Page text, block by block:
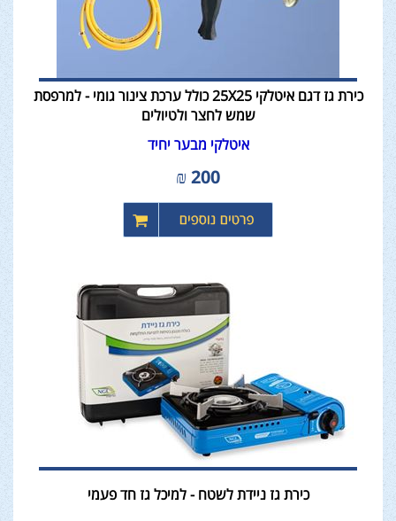
כירת גז דגם איטלקי 25X25 כולל ערכת צינור גומי - למרפסת
שמש לחצר ולטיולים
איטלקי מבער יחיד
200
₪
כירת גז ניידת לשטח - למיכל גז חד פעמי